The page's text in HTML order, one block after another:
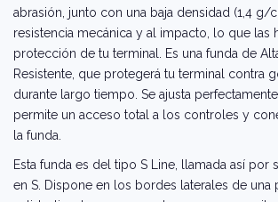
abrasión, junto con una baja densidad (1,4 g/
resistencia mecánica y al impacto, lo que las
protección de tu terminal. Es una funda de
Resistente, que protegerá tu terminal contra
durante largo tiempo. Se ajusta
permite un acceso total a los controles y
la funda.
Esta funda es del tipo S Line, llamada así por
en S. Dispone en los bordes laterales de una